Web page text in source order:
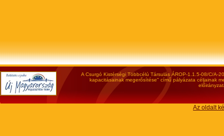
A Csurgó Kistérségi Többcélú Társulás ÁROP-1.1.5-08/C/A-
kapacitásainak megerősítése" című pályázata céljainak
Az oldalt